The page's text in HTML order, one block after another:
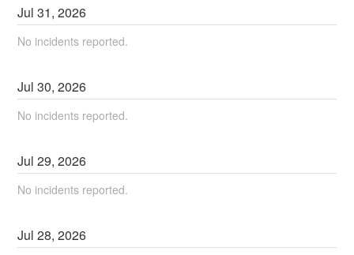
Jul31,2026
No incidents reported.
Jul30,2026
No incidents reported.
Jul29,2026
No incidents reported.
Jul28,2026